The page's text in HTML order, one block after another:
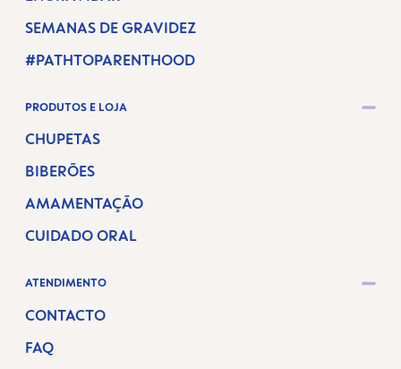
SEMANAS DE GRAVIDEZ
#PATHTOPARENTHOOD
PRODUTOS E LOJA
CHUPETAS
BIBERÕES
AMAMENTAÇÃO
CUIDADO ORAL
ATENDIMENTO
CONTACTO
FAQ